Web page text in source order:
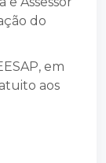
do
em
aos